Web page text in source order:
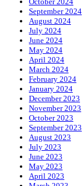
September 2024
August 2024
July 2024
June 2024
May 2024
April 2024
March 2024
February 2024
January 2024
December 2023
November 2023
October 2023
September 2023
August 2023
July 2023
June 2023
May 2023
April 2023